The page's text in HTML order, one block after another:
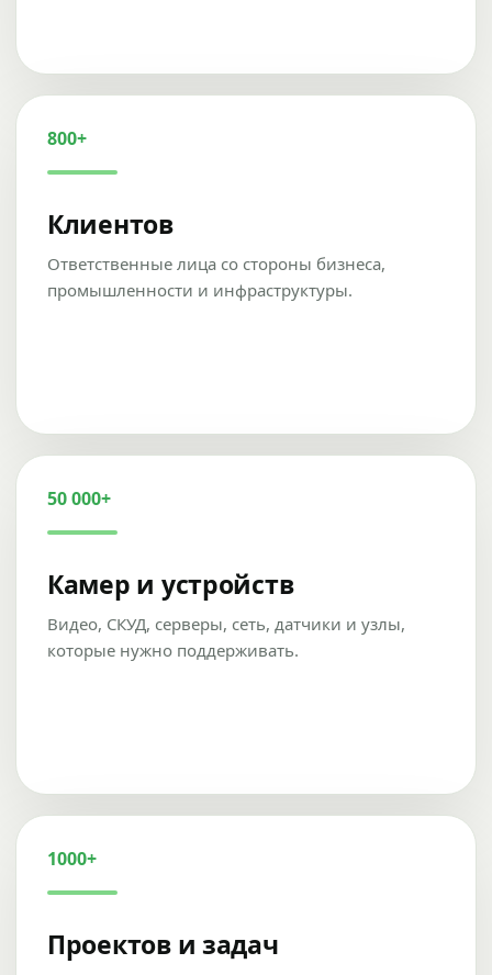
800+
Клиентов
Ответственные лица со стороны бизнеса,
промышленности и инфраструктуры.
50 000+
Камер и устройств
Видео, СКУД, серверы, сеть, датчики и узлы,
которые нужно поддерживать.
1000+
Проектов и задач